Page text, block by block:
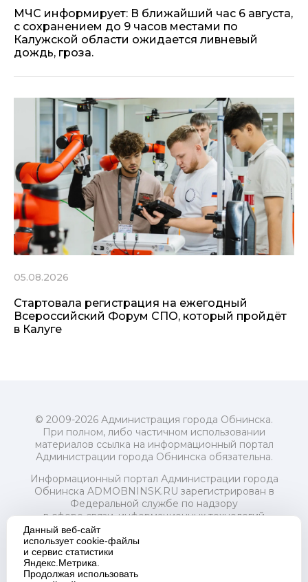
МЧС информирует: В ближайший час 6 августа,
с сохранением до 9 часов местами по
Калужской области ожидается ливневый
дождь, гроза.
05.08.2026
Стартовала регистрация на ежегодный
Всероссийский Форум СПО, который пройдёт
в Калуге
© 2009-2026 Администрация города Обнинска.
При полном, либо частичном использовании
материалов ссылка на информационный портал
Администрации города Обнинска обязательна.
Информационный портал Администрации города
Обнинска ADMOBNINSK.RU зарегистрирован в
Федеральной службе по надзору
в сфере связи, информационных технологий
и массовых коммуникаций (Роскомнадзор) 24 июля
2018 года.
Свидетельство о регистрации Эл № ФС77-73321
Учредитель: Администрация (исполнительно-
Данный веб-сайт
использует cookie-файлы
и сервис статистики
Яндекс.Метрика.
Продолжая использовать